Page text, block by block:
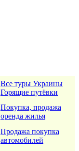
Все туры Украины
Горящие путёвки
Покупка, продажа
оренда жилья
Продажа покупка
автомобилей